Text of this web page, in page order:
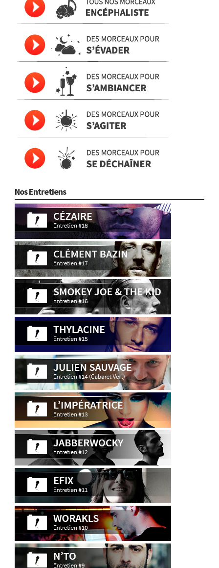
Nos Entretiens